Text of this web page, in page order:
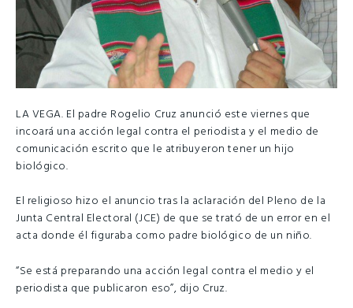
LA VEGA. El padre Rogelio Cruz anunció este viernes que
incoará una acción legal contra el periodista y el medio de
comunicación escrito que le atribuyeron tener un hijo
biológico.
El religioso hizo el anuncio tras la aclaración del Pleno de la
Junta Central Electoral (JCE) de que se trató de un error en el
acta donde él figuraba como padre biológico de un niño.
“Se está preparando una acción legal contra el medio y el
periodista que publicaron eso”, dijo Cruz.